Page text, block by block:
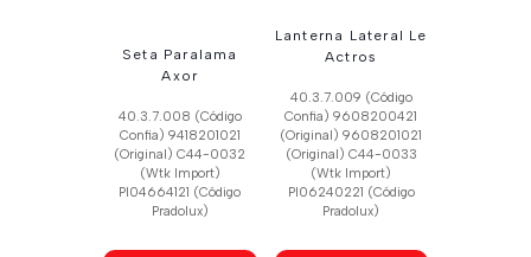
Seta Paralama
Axor
40.3.7.008 (Código
Confia) 9418201021
(Original) C44-0032
(Wtk Import)
Pl04664121 (Código
Pradolux)
Lanterna Lateral Le
Actros
40.3.7.009 (Código
Confia) 9608200421
(Original) 9608201021
(Original) C44-0033
(Wtk Import)
Pl06240221 (Código
Pradolux)